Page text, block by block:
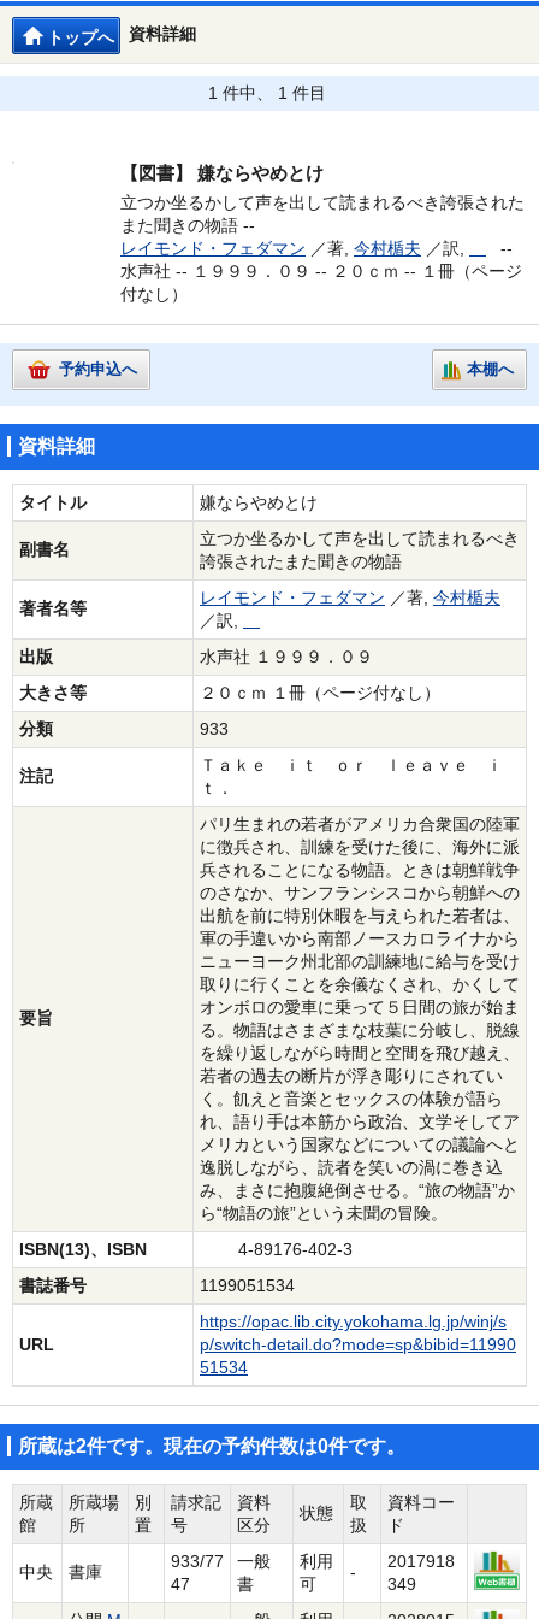
資料詳細
トップへ
1 件中、 1 件目
【図書】 嫌ならやめとけ
立つか坐るかして声を出して読まれるべき誇張された
また聞きの物語 --
レイモンド・フェダマン ／著, 今村楯夫 ／訳,
--
水声社 -- １９９９．０９ -- ２０ｃｍ -- １冊（ページ
付なし）
予約申込へ 本棚へ
資料詳細
タイトル 嫌ならやめとけ
副書名
立つか坐るかして声を出して読まれるべき
誇張されたまた聞きの物語
著者名等
レイモンド・フェダマン ／著, 今村楯夫
／訳,
出版
水声社 １９９９．０９
大きさ等
２０ｃｍ １冊（ページ付なし）
分類
933
注記
Ｔａｋｅ ｉｔ ｏｒ ｌｅａｖｅ ｉ
ｔ．
要旨
パリ生まれの若者がアメリカ合衆国の陸軍
に徴兵され、訓練を受けた後に、海外に派
兵されることになる物語。ときは朝鮮戦争
のさなか、サンフランシスコから朝鮮への
出航を前に特別休暇を与えられた若者は、
軍の手違いから南部ノースカロライナから
ニューヨーク州北部の訓練地に給与を受け
取りに行くことを余儀なくされ、かくして
オンボロの愛車に乗って５日間の旅が始ま
る。物語はさまざまな枝葉に分岐し、脱線
を繰り返しながら時間と空間を飛び越え、
若者の過去の断片が浮き彫りにされてい
く。飢えと音楽とセックスの体験が語ら
れ、語り手は本筋から政治、文学そしてア
メリカという国家などについての議論へと
逸脱しながら、読者を笑いの渦に巻き込
み、まさに抱腹絶倒させる。“旅の物語”か
ら“物語の旅”という未聞の冒険。
ISBN(13)、ISBN
4-89176-402-3
書誌番号
1199051534
URL
https://opac.lib.city.yokohama.lg.jp/winj/s
p/switch-detail.do?mode=sp&bibid=11990
51534
所蔵は2件です。現在の予約件数は0件です。
所蔵
館
所蔵場
所
別
置
請求記
号
資料
区分
状態
取
扱
資料コー
ド
中央 書庫
933/77
47
一般
書
利用
可
-
2017918
349